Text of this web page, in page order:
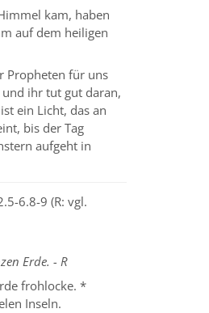
kam, haben
auf dem heiligen
Propheten für uns
ihr tut gut daran,
ein Licht, das an
bis der Tag
aufgeht in
6.8-9 (R: vgl.
Erde. - R
frohlocke. *
Inseln.